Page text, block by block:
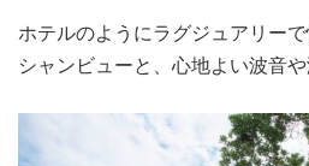
ホテルのようにラグジュアリー
シャンビューと、心地よい波音や